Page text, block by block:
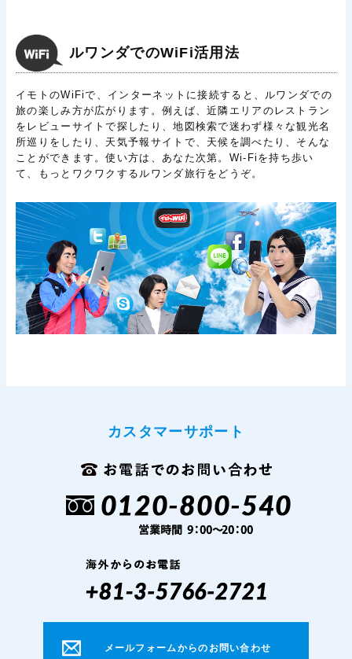
ルワンダでのWiFi活用法
イモトのWiFiで、インターネットに接続すると、ルワンダでの
旅の楽しみ方が広がります。例えば、近隣エリアのレストラン
をレビューサイトで探したり、地図検索で迷わず様々な観光名
所巡りをしたり、天気予報サイトで、天候を調べたり、そんな
ことができます。使い方は、あなた次第。Wi-Fiを持ち歩い
て、もっとワクワクするルワンダ旅行をどうぞ。
カスタマーサポート
メールフォームからのお問い合わせ